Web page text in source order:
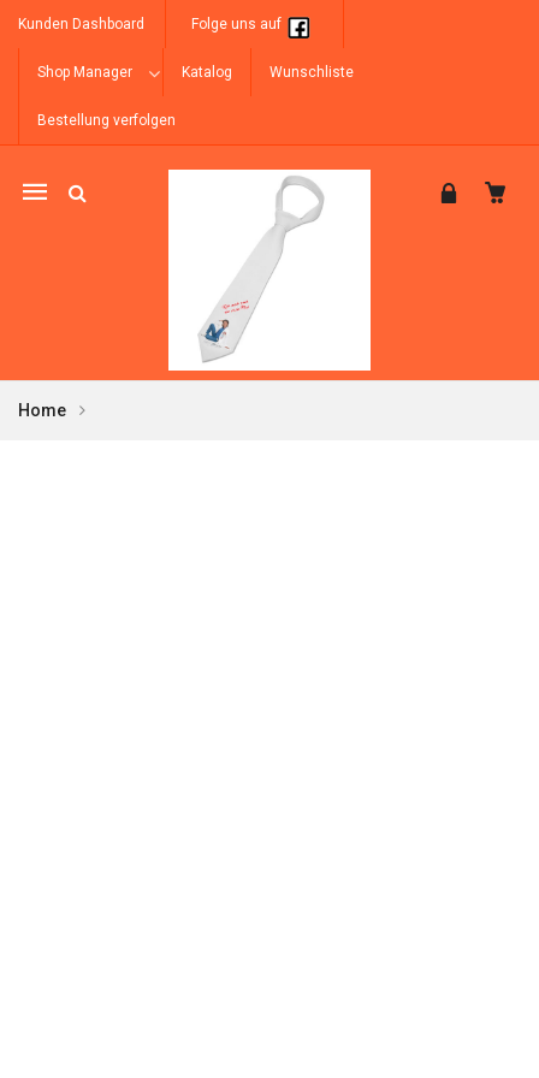
Kunden Dashboard Folge uns auf
Shop Manager Katalog Wunschliste
Bestellung verfolgen
Mobile
Home